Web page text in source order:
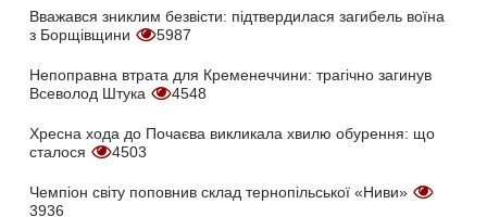
Вважався зниклим безвісти: підтвердилася загибель воїна
з Борщівщини
5987
Непоправна втрата для Кременеччини: трагічно загинув
Всеволод Штука
4548
Хресна хода до Почаєва викликала хвилю обурення: що
сталося
4503
Чемпіон світу поповнив склад тернопільської «Ниви»
3936